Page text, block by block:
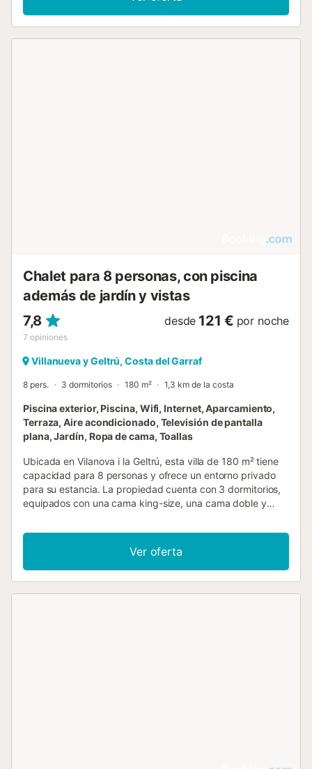
Chalet para 8 personas, con piscina
además de jardín y vistas
7,8
7 opiniones
desde 121 € por noche
Villanueva y Geltrú, Costa del Garraf
8 pers. 3 dormitorios 180 m² 1,3 km de la costa
Piscina exterior, Piscina, Wifi, Internet, Aparcamiento,
Terraza, Aire acondicionado, Televisión de pantalla
plana, Jardín, Ropa de cama, Toallas
Ubicada en Vilanova i la Geltrú, esta villa de 180 m² tiene
capacidad para 8 personas y ofrece un entorno privado
para su estancia. La propiedad cuenta con 3 dormitorios,
equipados con una cama king-size, una cama doble y
estar con sofá cama. Una cocina totalmente equipada con
horno, lavavajillas y microondas permite preparar comidas
de forma independiente, mientras que el aire
acondicionado, la calefacción y el Wi-Fi garantizan el
Ver oferta